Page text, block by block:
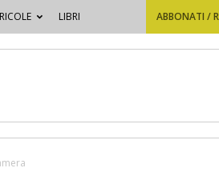
LIBRI ABBONATI /